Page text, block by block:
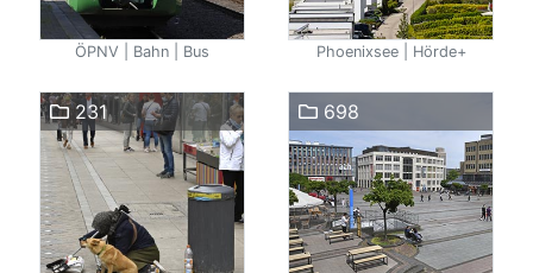
ÖPNV | Bahn | Bus Phoenixsee | Hörde+
231 698